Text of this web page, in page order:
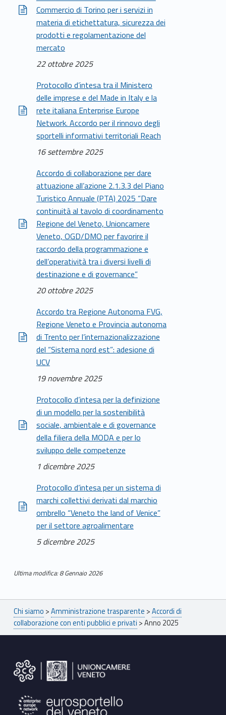
Commercio di Torino per i servizi in
materia di etichettatura, sicurezza dei
prodotti e regolamentazione del
mercato
22 ottobre 2025
Protocollo d’intesa tra il Ministero
delle imprese e del Made in Italy e la
rete italiana Enterprise Europe
Network. Accordo per il rinnovo degli
sportelli informativi territoriali Reach
16 settembre 2025
Accordo di collaborazione per dare
attuazione all’azione 2.1.3.3 del Piano
Turistico Annuale (PTA) 2025 “Dare
continuità al tavolo di coordinamento
Regione del Veneto, Unioncamere
Veneto, OGD/DMO per favorire il
raccordo della programmazione e
dell’operatività tra i diversi livelli di
destinazione e di governance”
20 ottobre 2025
Accordo tra Regione Autonoma FVG,
Regione Veneto e Provincia autonoma
di Trento per l’internazionalizzazione
del “Sistema nord est”: adesione di
UCV
19 novembre 2025
Protocollo d’intesa per la definizione
di un modello per la sostenibilità
sociale, ambientale e di governance
della filiera della MODA e per lo
sviluppo delle competenze
1 dicembre 2025
Protocollo d’intesa per un sistema di
marchi collettivi derivati dal marchio
ombrello “Veneto the land of Venice”
per il settore agroalimentare
5 dicembre 2025
Ultima modifica: 8 Gennaio 2026
Skip back to main navigation
Breadcrumbs navigation
Chi siamo >Amministrazione trasparente >Accordi di
collaborazione con enti pubblici e privati >Anno 2025